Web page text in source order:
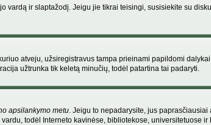
ir slaptažodį. Jeigu jie tikrai teisingi, susisiekite su
atveju, užsiregistravus tampa prieinami papildomi
užtrunka tik keletą minučių, todėl patartina tai padaryti.
apsilankymo metu. Jeigu to nepadarysite, jus
todėl Interneto kavinėse, bibliotekose, universitetuose